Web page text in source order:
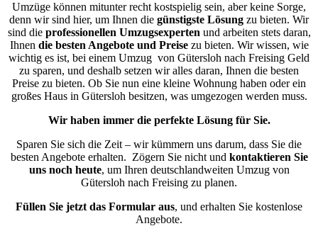
Umzüge können mitunter recht kostspielig sein, aber keine Sorge,
denn wir sind hier, um Ihnen die günstigste Lösung zu bieten. Wir
sind die professionellen Umzugsexperten und arbeiten stets daran,
Ihnen die besten Angebote und Preisezu bieten. Wir wissen, wie
wichtig es ist, bei einem Umzug von Gütersloh nach Freising Geld
zu sparen, und deshalb setzen wir alles daran, Ihnen die besten
Preise zu bieten. Ob Sie nun eine kleine Wohnung haben oder ein
großes Haus in Gütersloh besitzen, was umgezogen werden muss.
Wir haben immer die perfekte Lösung für Sie.
Sparen Sie sich die Zeit – wir kümmern uns darum, dass Sie die
besten Angebote erhalten. Zögern Sie nicht und kontaktieren Sie
uns noch heute, um Ihren deutschlandweiten Umzug von
Gütersloh nach Freising zu planen.
Füllen Sie jetzt das Formular aus, und erhalten Sie kostenlose
Angebote.